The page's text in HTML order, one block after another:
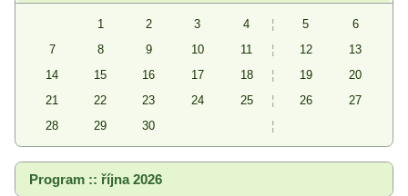
1 2 3 4 ¦ 5
6
7
8 9 10 11 ¦ 12
13
14
15 16 17 18 ¦ 19
20
21
22 23 24 25 ¦ 26
27
28
29 30 ¦
Program :: října 2026